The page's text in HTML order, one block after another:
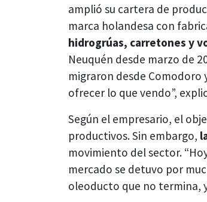
amplió su cartera de
marca holandesa con
hidrogrúas, carretones y
Neuquén desde marzo de
migraron desde
ofrecer lo que vendo”,
Según el empresario, el
productivos. Sin embargo,
movimiento del sector.
mercado se detuvo por
oleoducto que no termina,